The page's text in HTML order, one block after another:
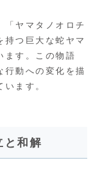
「ヤマタノオロチ
持つ巨大な蛇ヤマ
ます。この物語
行動への変化を描
ます。
と和解